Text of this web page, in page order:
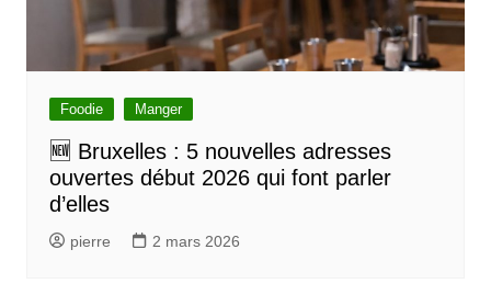
Foodie Manger
🆕 Bruxelles : 5 nouvelles adresses
ouvertes début 2026 qui font parler
d’elles
pierre 2 mars 2026